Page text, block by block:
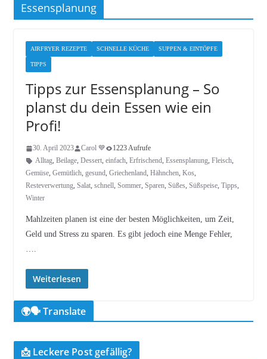
Essensplanung
AIRFRYER REZEPTE SCHNELLE KÜCHE SUPPEN & EINTÖPFE
TIPPS
Tipps zur Essensplanung – So
planst du dein Essen wie ein
Profi!
30. April 2023 Carol 💙
1223 Aufrufe
Alltag, Beilage, Dessert, einfach, Erfrischend, Essensplanung, Fleisch,
Gemüse, Gemütlich, gesund, Griechenland, Hähnchen, Kos,
Resteverwertung, Salat, schnell, Sommer, Sparen, Süßes, Süßspeise, Tipps,
Winter
Mahlzeiten planen ist eine der besten Möglichkeiten, um Zeit,
Geld und Stress zu sparen. Es gibt jedoch eine Menge Fehler,
….
Weiterlesen
🌍🗣️ Translate
📩 Leckere Post gefällig?